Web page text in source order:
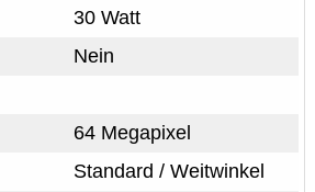
30 Watt
Nein
64 Megapixel
Standard / Weitwinkel